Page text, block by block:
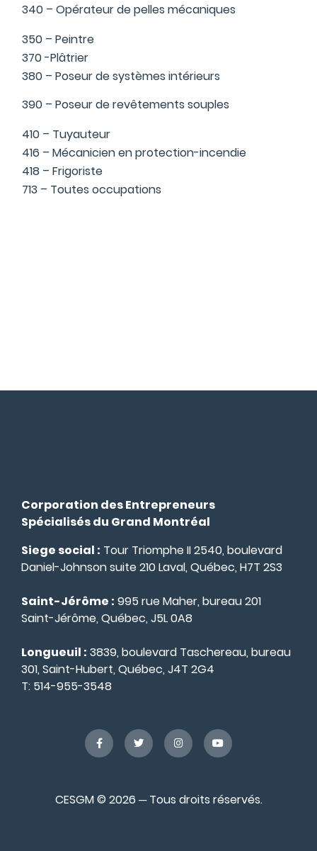
340 – Opérateur de pelles mécaniques
350 – Peintre
370 -Plâtrier
380 – Poseur de systèmes intérieurs
390 – Poseur de revêtements souples
410 – Tuyauteur
416 – Mécanicien en protection-incendie
418 – Frigoriste
713 – Toutes occupations
Corporation des Entrepreneurs
Spécialisés du Grand Montréal
Siege social : Tour Triomphe II 2540, boulevard
Daniel-Johnson suite 210 Laval, Québec, H7T 2S3
Saint-Jérôme : 995 rue Maher, bureau 201
Saint-Jérôme, Québec, J5L 0A8
Longueuil : 3839, boulevard Taschereau, bureau
301, Saint-Hubert, Québec, J4T 2G4
T: 514-955-3548
CESGM © 2026 ─ Tous droits réservés.